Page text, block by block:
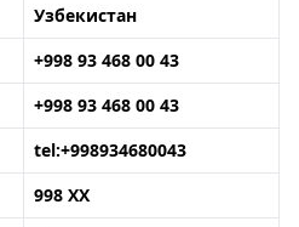
Узбекистан
+998 93 468 00 43
+998 93 468 00 43
tel:+998934680043
998 XX